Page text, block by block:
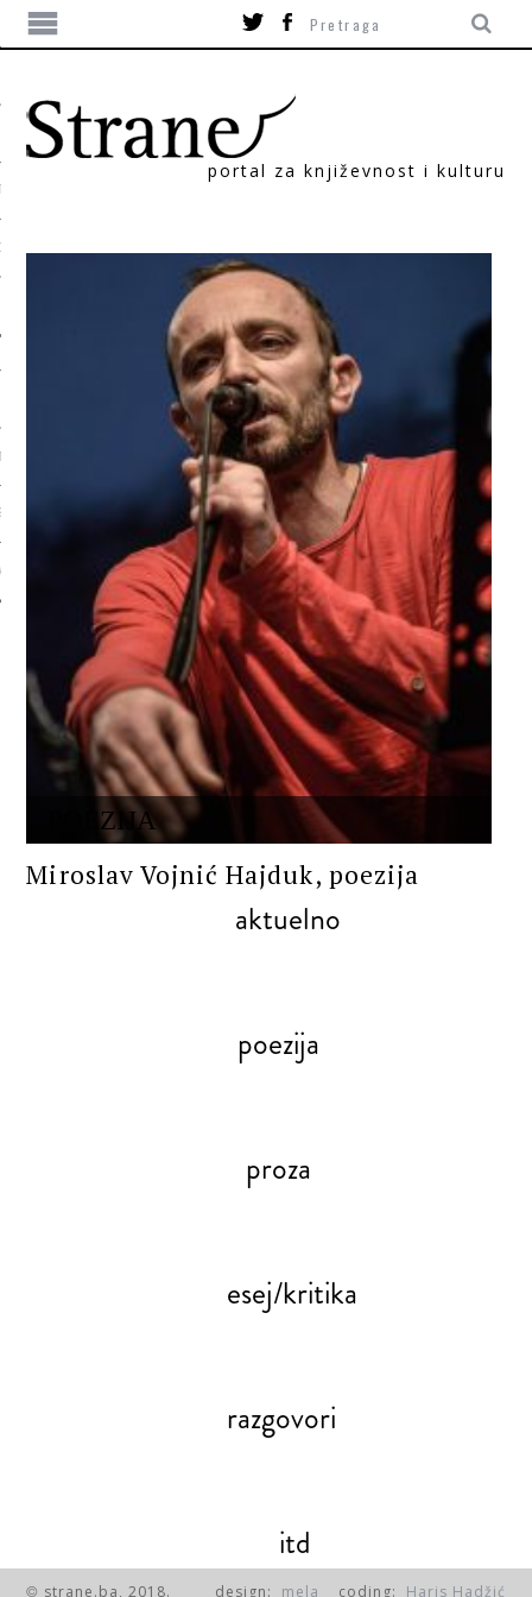
portal za književnost i kulturu
POEZIJA
Miroslav Vojnić Hajduk, poezija
aktuelno
poezija
proza
esej/kritika
razgovori
itd
© strane.ba, 2018. design: mela coding: Haris Hadžić